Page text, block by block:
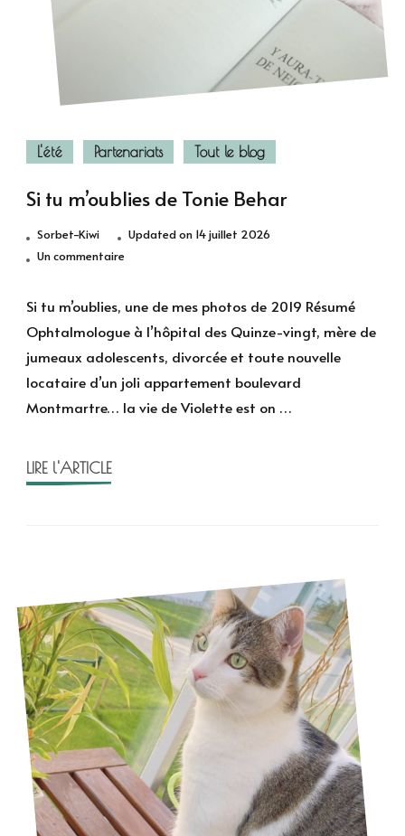
L'été Partenariats Tout le blog
Si tu m’oublies de Tonie Behar
Sorbet-Kiwi Updated on 14 juillet 2026
Un commentairesur
de
Tonie
Behar
Si tu m’oublies, une de mes photos de 2019 Résumé
Ophtalmologue à l’hôpital des Quinze-vingt, mère de
jumeaux adolescents, divorcée et toute nouvelle
locataire d’un joli appartement boulevard
Montmartre… la vie de Violette est on …
LIRE l'ARTICLE